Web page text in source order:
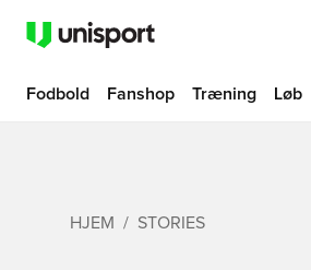
Fodbold Fanshop Træning Løb
HJEM STORIES